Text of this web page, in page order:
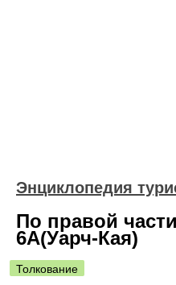
Энциклопедия
По правой
6А(Уарч-Кая)
Толкование